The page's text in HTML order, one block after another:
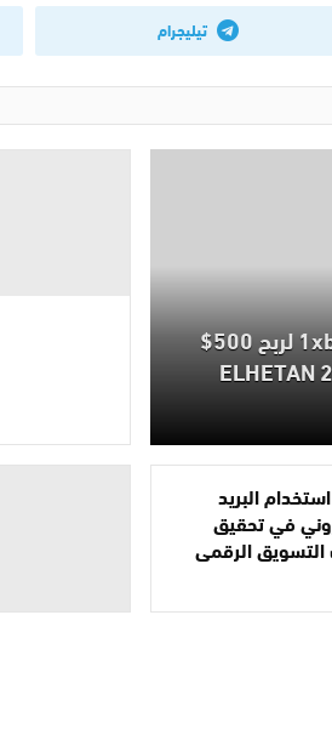
تيليجرام
تحميل سكربت التفاحة 1xbet لربح 500$
يوميا مجانا أخر اصدار 2024 ELHETAN
البريد
في تحقيق
الرقمي